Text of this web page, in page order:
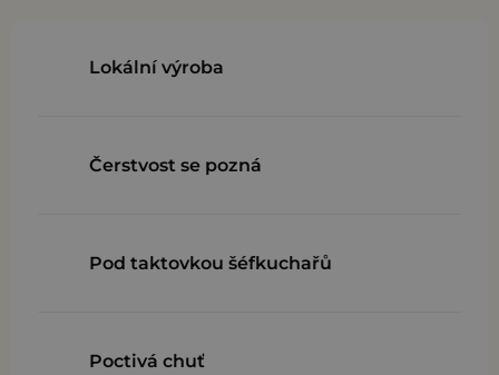
Lokální výroba
Čerstvost se pozná
Pod taktovkou šéfkuchařů
Poctivá chuť